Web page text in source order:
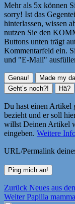
Mehr als 5x können
sorry! Ist das
hinterlassen, wissen
nutzen Sie den
Buttons unten trägt
Kommentarfeld ein.
und "E-Mail"
Du hast einen Artikel
bezieht und er soll
willst Deinen Artikel
eingeben. Weitere
URL/Permalink
Zurück Vorheriger
Beitrag:
Neues aus
Weiter Nächster
Papilla